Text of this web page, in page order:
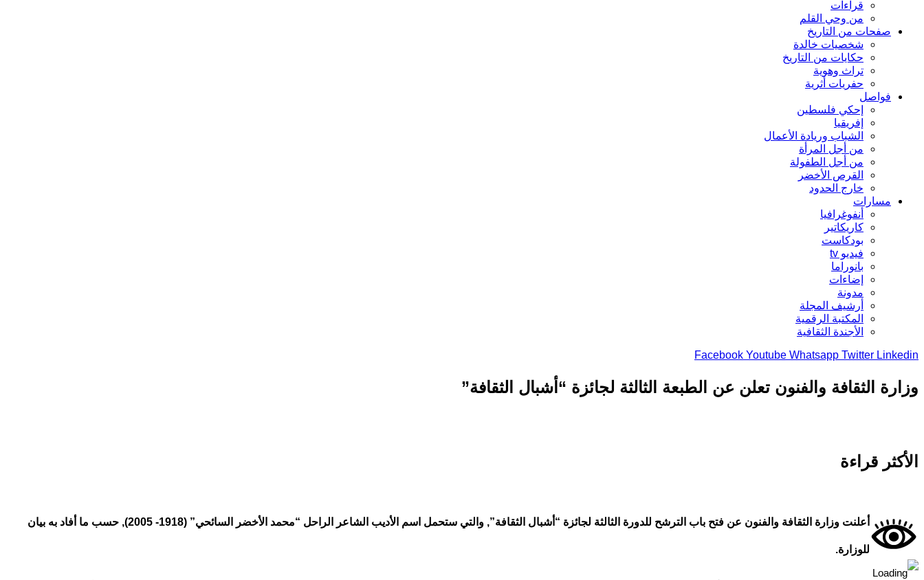
قراءات
من وحي القلم
صفحات من التاريخ
شخصيات خالدة
حكايات من التاريخ
تراث وهوية
حفريات أثرية
فواصل
إحكي فلسطين
إفريقيا
الشباب وريادة الأعمال
من أجل المرأة
من أجل الطفولة
القرص الأخضر
خارج الحدود
مسارات
أنفوغرافيا
كاريكاتير
بودكاست
فيديو tv
بانوراما
إضاءات
مدونة
أرشيف المجلة
المكتبة الرقمية
الأجندة الثقافية
Facebook Youtube Whatsapp Twitter Linkedin
وزارة الثقافة والفنون تعلن عن الطبعة الثالثة لجائزة “أشبال الثقافة”
الأكثر قراءة
أعلنت وزارة الثقافة والفنون عن فتح باب الترشح للدورة الثالثة لجائزة “أشبال الثقافة”, والتي ستحمل اسم الأديب الشاعر الراحل “محمد الأخضر السائحي” (1918- 2005), حسب ما أفاد به بيان
للوزارة.